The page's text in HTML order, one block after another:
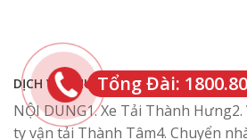
DỊCH VỤ CHUYỂN NHÀ QUẬN 4 GIÁ
NỘI DUNG1. Xe Tải Thành
ty vận tải Thành Tâm4. Chuyển
Tổng Đài: